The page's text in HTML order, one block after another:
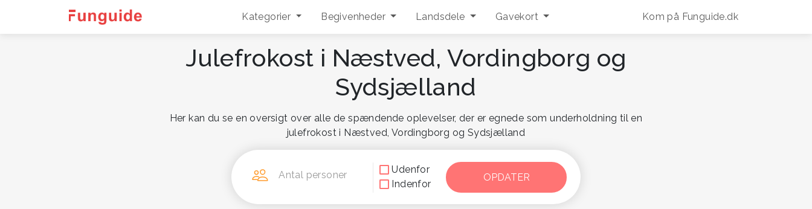
Kategorier Begivenheder Landsdele Gavekort Kom på Funguide.dk
Julefrokost i Næstved, Vordingborg og
Sydsjælland
Her kan du se en oversigt over alle de spændende oplevelser, der er egnede som underholdning til en
julefrokost i Næstved, Vordingborg og Sydsjælland
Antal personer
Udenfor
Indenfor